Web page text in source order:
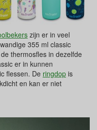
zijn er in veel
355 ml classic
thermosfles in dezelfde
er in kunnen
flessen. De ringdop is
en kan er niet